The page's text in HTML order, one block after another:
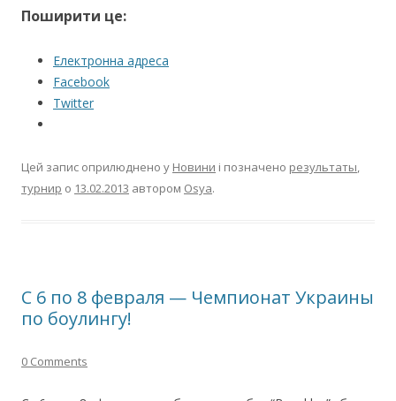
Поширити це:
Електронна адреса
Facebook
Twitter
Цей запис оприлюднено у Новини і позначено результаты,
турнир о 13.02.2013 автором Osya.
С 6 по 8 февраля — Чемпионат Украины
по боулингу!
0 Comments